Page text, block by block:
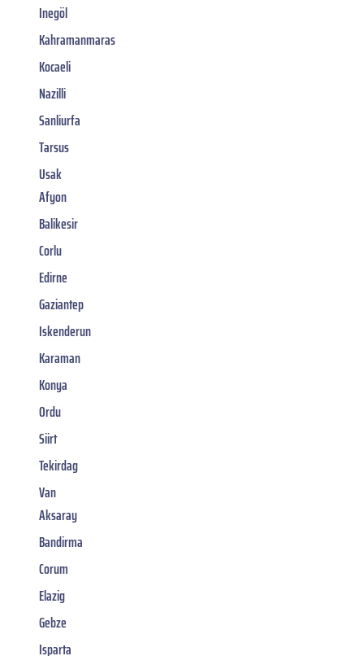
Inegöl
Kahramanmaras
Kocaeli
Nazilli
Sanliurfa
Tarsus
Usak
Afyon
Balikesir
Corlu
Edirne
Gaziantep
Iskenderun
Karaman
Konya
Ordu
Siirt
Tekirdag
Van
Aksaray
Bandirma
Corum
Elazig
Gebze
Isparta